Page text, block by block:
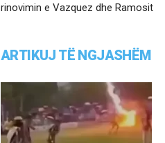
rinovimin e Vazquez dhe Ramosit
ARTIKUJ TË NGJASHËM